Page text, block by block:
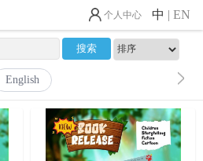
个人中心 中 | EN
English